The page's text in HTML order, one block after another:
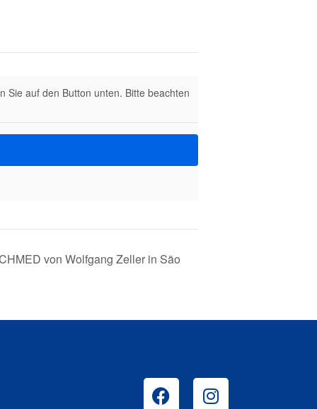
Sie auf den Button unten. Bitte beachten
von Wolfgang Zeller in São